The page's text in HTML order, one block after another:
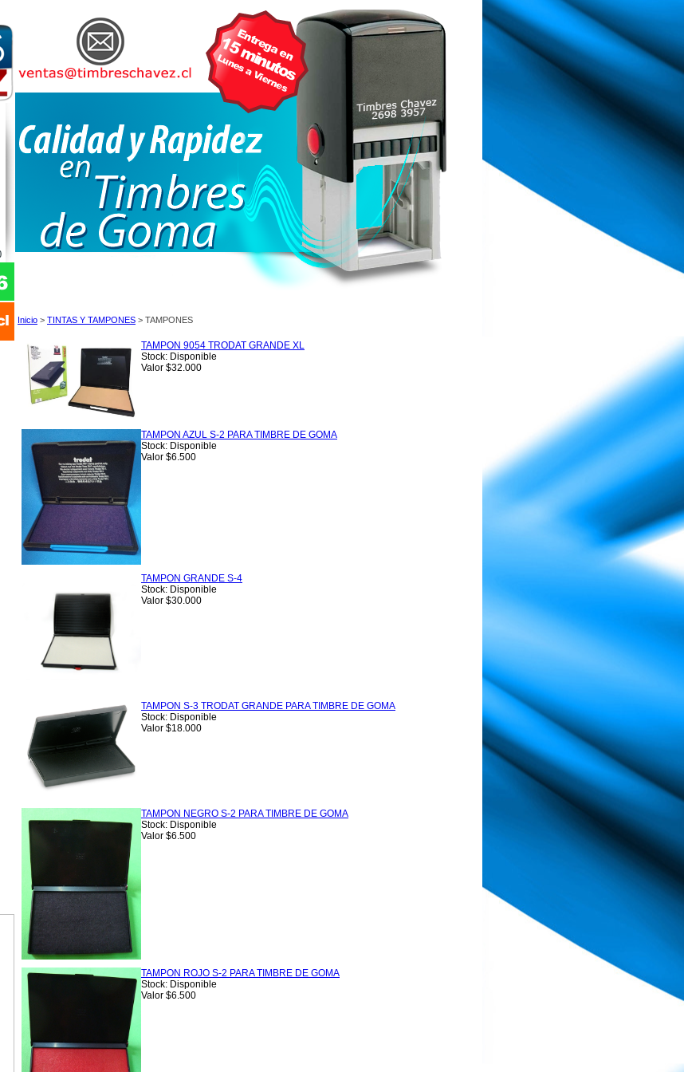
Inicio > TINTAS Y TAMPONES > TAMPONES
TAMPON 9054 TRODAT GRANDE XL
Stock: Disponible
Valor $32.000
TAMPON AZUL S-2 PARA TIMBRE DE GOMA
Stock: Disponible
Valor $6.500
TAMPON GRANDE S-4
Stock: Disponible
Valor $30.000
TAMPON S-3 TRODAT GRANDE PARA TIMBRE DE GOMA
Stock: Disponible
Valor $18.000
TAMPON NEGRO S-2 PARA TIMBRE DE GOMA
Stock: Disponible
Valor $6.500
TAMPON ROJO S-2 PARA TIMBRE DE GOMA
Stock: Disponible
Valor $6.500